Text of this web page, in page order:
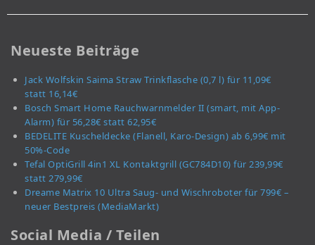
Neueste Beiträge
Jack Wolfskin Saima Straw Trinkflasche (0,7 l) für 11,09€
statt 16,14€
Bosch Smart Home Rauchwarnmelder II (smart, mit App-
Alarm) für 56,28€ statt 62,95€
BEDELITE Kuscheldecke (Flanell, Karo-Design) ab 6,99€ mit
50%-Code
Tefal OptiGrill 4in1 XL Kontaktgrill (GC784D10) für 239,99€
statt 279,99€
Dreame Matrix 10 Ultra Saug- und Wischroboter für 799€ –
neuer Bestpreis (MediaMarkt)
Social Media / Teilen